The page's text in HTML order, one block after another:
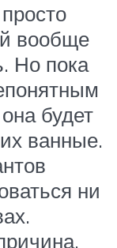
вообще
Но пока
будет
ванные.
ни